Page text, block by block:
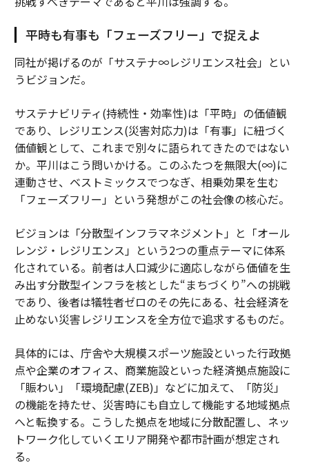
平時も有事も「フェーズフリー」で捉えよ
同社が掲げるのが「サステナ∞レジリエンス社会」とい
うビジョンだ。
サステナビリティ(持続性・効率性)は「平時」の価値観
であり、レジリエンス(災害対応力)は「有事」に紐づく
価値観として、これまで別々に語られてきたのではない
か。平川はこう問いかける。このふたつを無限大(∞)に
連動させ、ベストミックスでつなぎ、相乗効果を生む
「フェーズフリー」という発想がこの社会像の核心だ。
ビジョンは「分散型インフラマネジメント」と「オール
レンジ・レジリエンス」という2つの重点テーマに体系
化されている。前者は人口減少に適応しながら価値を生
み出す分散型インフラを核とした“まちづくり”への挑戦
であり、後者は犠牲者ゼロのその先にある、社会経済を
止めない災害レジリエンスを全方位で追求するものだ。
具体的には、庁舎や大規模スポーツ施設といった行政拠
点や企業のオフィス、商業施設といった経済拠点施設に
「賑わい」「環境配慮(ZEB)」などに加えて、「防災」
の機能を持たせ、災害時にも自立して機能する地域拠点
へと転換する。こうした拠点を地域に分散配置し、ネッ
トワーク化していくエリア開発や都市計画が想定され
る。